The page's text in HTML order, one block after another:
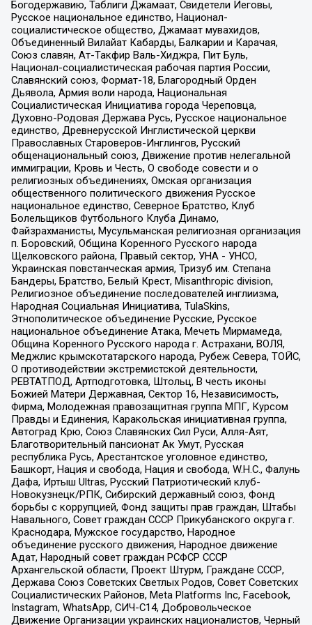
Богодержавию, Таблиги Джамаат, Свидетели Иеговы,
Русское национальное единство, Национал-
социалистическое общество, Джамаат мувахидов,
Объединенный Вилайат Кабарды, Балкарии и Карачая,
Союз славян, Ат-Такфир Валь-Хиджра, Пит Буль,
Национал-социалистическая рабочая партия России,
Славянский союз, Формат-18, Благородный Орден
Дьявола, Армия воли народа, Национальная
Социалистическая Инициатива города Череповца,
Духовно-Родовая Держава Русь, Русское национальное
единство, Древнерусской Инглистической церкви
Православных Староверов-Инглингов, Русский
общенациональный союз, Движение против нелегальной
иммиграции, Кровь и Честь, О свободе совести и о
религиозных объединениях, Омская организация
общественного политического движения Русское
национальное единство, Северное Братство, Клуб
Болельщиков Футбольного Клуба Динамо,
Файзрахманисты, Мусульманская религиозная организация
п. Боровский, Община Коренного Русского народа
Щелковского района, Правый сектор, УНА - УНСО,
Украинская повстанческая армия, Тризуб им. Степана
Бандеры, Братство, Белый Крест, Misanthropic division,
Религиозное объединение последователей инглиизма,
Народная Социальная Инициатива, TulaSkins,
Этнополитическое объединение Русские, Русское
национальное объединение Атака, Мечеть Мирмамеда,
Община Коренного Русского народа г. Астрахани, ВОЛЯ,
Меджлис крымскотатарского народа, Рубеж Севера, ТОЙС,
О противодействии экстремистской деятельности,
РЕВТАТПОД, Артподготовка, Штольц, В честь иконы
Божией Матери Державная, Сектор 16, Независимость,
Фирма, Молодежная правозащитная группа МПГ, Курсом
Правды и Единения, Каракольская инициативная группа,
Автоград Крю, Союз Славянских Сил Руси, Алля-Аят,
Благотворительный пансионат Ак Умут, Русская
республика Русь, Арестантское уголовное единство,
Башкорт, Нация и свобода, Нация и свобода, W.H.С., Фалунь
Дафа, Иртыш Ultras, Русский Патриотический клуб-
Новокузнецк/РПК, Сибирский державный союз, Фонд
борьбы с коррупцией, Фонд защиты прав граждан, Штабы
Навального, Совет граждан СССР Прикубанского округа г.
Краснодара, Мужское государство, Народное
объединение русского движения, Народное движение
Адат, Народный совет граждан РСФСР СССР
Архангельской области, Проект Штурм, Граждане СССР,
Держава Союз Советских Светлых Родов, Совет Советских
Социалистических Районов, Meta Platforms Inc, Facebook,
Instagram, WhatsApp, СИЧ-С14, Добровольческое
Движение Организации украинских националистов, Черный